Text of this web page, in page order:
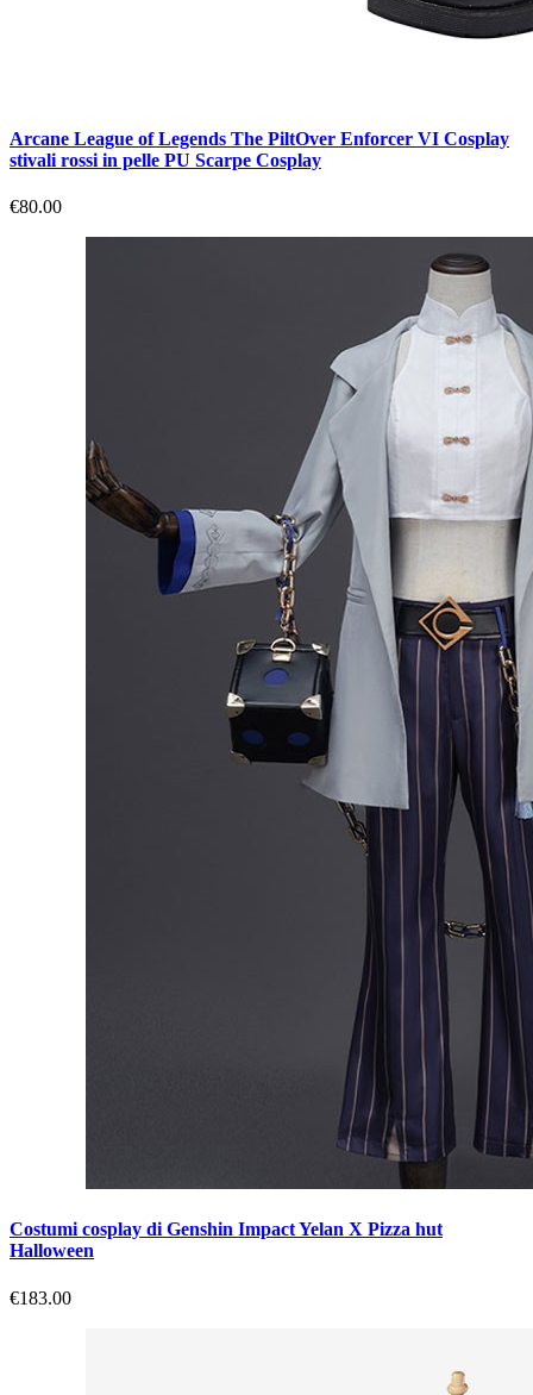
Arcane League of Legends The PiltOver Enforcer VI Cosplay
stivali rossi in pelle PU Scarpe Cosplay
€80.00
Costumi cosplay di Genshin Impact Yelan X Pizza hut
Halloween
€183.00